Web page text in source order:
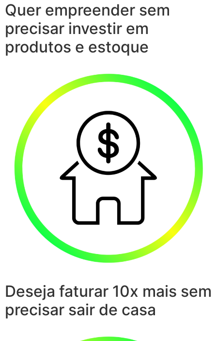
Quer empreender sem
precisar investir em
produtos e estoque
Deseja faturar 10x mais sem
precisar sair de casa